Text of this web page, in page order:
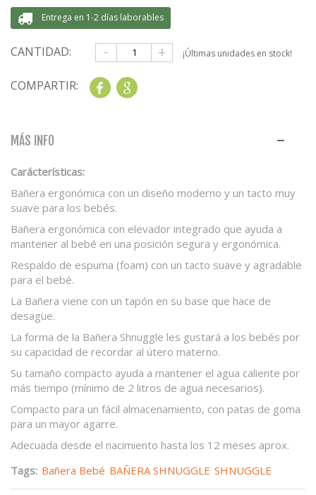
Entrega en 1-2 días laborables
CANTIDAD: - + ¡Últimas unidades en stock!
COMPARTIR: Share
MÁS INFO
Carácterísticas:
Bañera ergonómica con un diseño moderno y un tacto muy
suave para los bebés.
Bañera ergonómica con elevador integrado que ayuda a
mantener al bebé en una posición segura y ergonómica.
Respaldo de espuma (foam) con un tacto suave y agradable
para el bebé.
La Bañera viene con un tapón en su base que hace de
desagüe.
La forma de la Bañera Shnuggle les gustará a los bebés por
su capacidad de recordar al útero materno.
Su tamaño compacto ayuda a mantener el agua caliente por
más tiempo (mínimo de 2 litros de agua necesarios).
Compacto para un fácil almacenamiento, con patas de goma
para un mayor agarre.
Adecuada desde el nacimiento hasta los 12 meses aprox.
Tags: Bañera Bebé BAÑERA SHNUGGLE SHNUGGLE